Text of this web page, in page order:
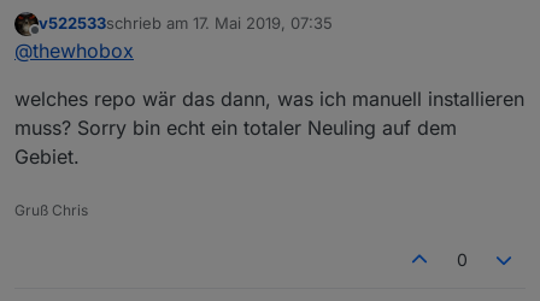
du den Javascript Adapter manuell per Github
installierst. (Danach upload vom Adapter nicht
Offline
v522533schrieb am 17. Mai 2019, 07:35
zuletzt editiert von
@thewhobox
welches repo wär das dann, was ich manuell installieren
muss? Sorry bin echt ein totaler Neuling auf dem
Gebiet.
Gruß Chris
0